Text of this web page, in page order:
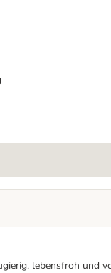
grau
lebensfroh und